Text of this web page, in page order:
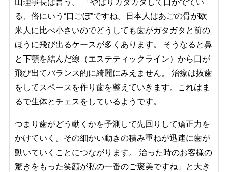
る、俗にいう“口ごぼ”ですね。日本人はあごの骨が欧
米人に比べ小さいのでどうしても歯がガタガタと前の
ほうに飛び出るケースが多くあります。 そうなると鼻
と下顎を結んだ線（エステティックライン）から口が
飛び出てバランス的に綺麗にみえません。 治療は抜歯
をしてスペースを作り歯を整えていきます。これはま
るで生体とチェスをしているようです。
つまり歯がどう動くかを予測して先回りして矯正力を
かけていく。その細かい動きの積み重ねが迅速に歯が
動いていくことにつながります。 治った時のお客様の
驚きをもった笑顔が私の一番のご褒美ですね」と大き